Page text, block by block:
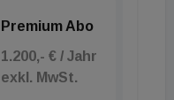
Premium Abo
1.200,- € / Jahr
exkl. MwSt.